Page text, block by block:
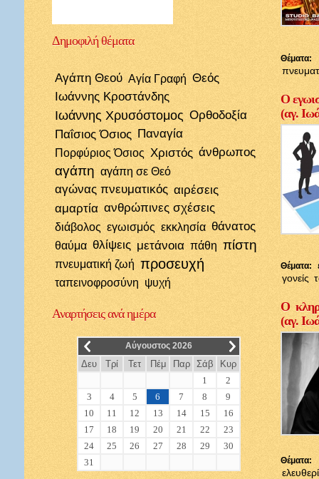
Δημοφιλήθέματα
Αγάπη Θεού Αγία Γραφή Θεός
Ιωάννης Κροστάνδης
Ιωάννης Χρυσόστομος Ορθοδοξία
Παΐσιος Όσιος Παναγία
Πορφύριος Όσιος Χριστός άνθρωπος
αγάπη αγάπη σε Θεό
αγώνας πνευματικός αιρέσεις
αμαρτία ανθρώπινες σχέσεις
διάβολος εγωισμός εκκλησία θάνατος
θαύμα θλίψεις μετάνοια πάθη πίστη
πνευματική ζωή προσευχή
ταπεινοφροσύνη ψυχή
Αναρτήσειςανά ημέρα
__ Αύγουστος 2026 __
Δευ Τρί Τετ Πέμ Παρ Σάβ
Κυρ
1
2
3
4 5 6 7 8
9
10
11 12 13 14 15
16
17
18 19 20 21 22
23
24
25 26 27 28 29
30
31
Θέματα:
Ο
(αγ.
Θέματα:
γονείς
Ο
(αγ.
Θέματα: